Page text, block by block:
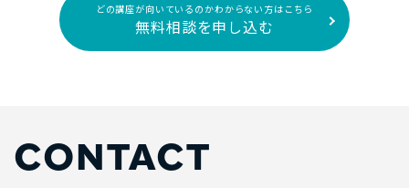
どの講座が向いているのかわからない方はこちら
無料相談を申し込む
CONTACT